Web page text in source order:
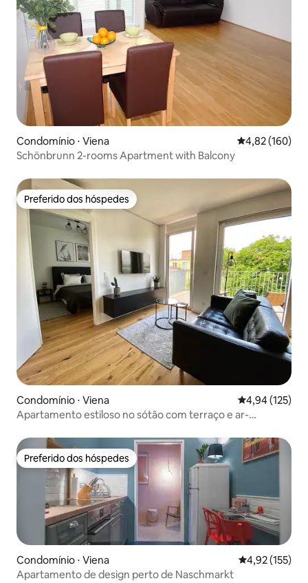
Condomínio ⋅ Viena 4,82 de uma
4,82 (160)
Schönbrunn 2-rooms Apartment with Balcony
Preferido dos hóspedes
Preferido dos hóspedes
Condomínio ⋅ Viena 4,94 de uma
4,94 (125)
Apartamento estiloso no sótão com terraço e ar-
Preferido dos hóspedes
Preferido dos hóspedes
Condomínio ⋅ Viena 4,92 de uma
4,92 (155)
Apartamento de design perto de Naschmarkt